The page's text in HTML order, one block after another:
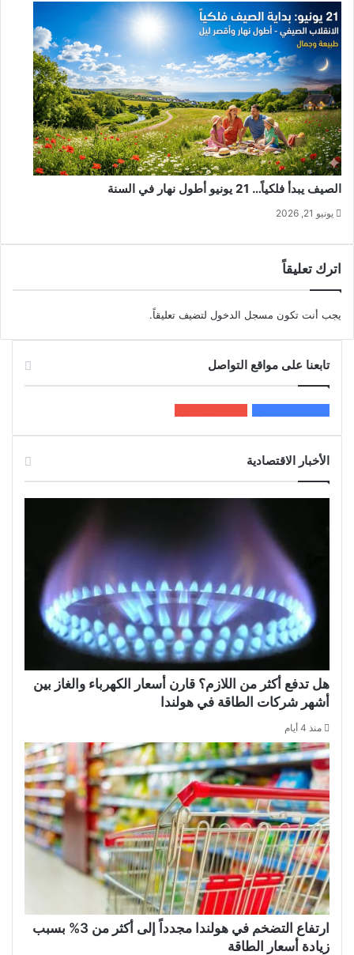
الصيف يبدأ فلكياً… 21 يونيو أطول نهار في السنة
يونيو 21, 2026
اترك تعليقاً
يجب أنت تكون مسجل الدخول لتضيف تعليقاً.
تابعنا على مواقع التواصل
الأخبار الاقتصادية
هل تدفع أكثر من اللازم؟ قارن أسعار الكهرباء والغاز بين
أشهر شركات الطاقة في هولندا
منذ 4 أيام
ارتفاع التضخم في هولندا مجدداً إلى أكثر من 3% بسبب
زيادة أسعار الطاقة